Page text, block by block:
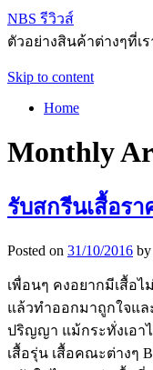
NBS รีวิวส์
ตัวอย่างสินค้าต่างๆที่เ
Skip to content
Home
Monthly
รับสกรีนเสื้อร
Posted on 31/10/2016 by
เพื่อนๆ คงอยากมีเสื้อไ
แล้วทำออกมาถูกใจแล
ปริญญา แม้กระทั่งเอาไ
เสื้อรุ่น เสื้อคณะต่างๆ